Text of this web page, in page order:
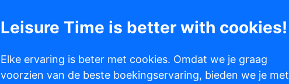
Leisure Time is better with cookies!
Elke ervaring is beter met cookies. Omdat we je graag
voorzien van de beste boekingservaring, bieden we je met